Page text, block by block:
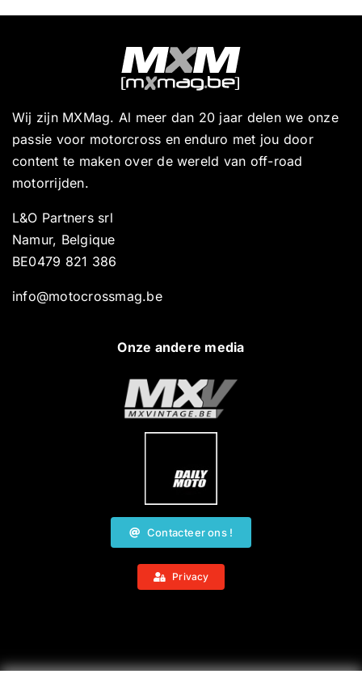
Wij zijn MXMag. Al meer dan 20 jaar delen we onze
passie voor motorcross en enduro met jou door
content te maken over de wereld van off-road
motorrijden.
L&O Partners srl
Namur, Belgique
BE0479 821 386
info@motocrossmag.be
Onze andere media
Contacteer ons !
Privacy